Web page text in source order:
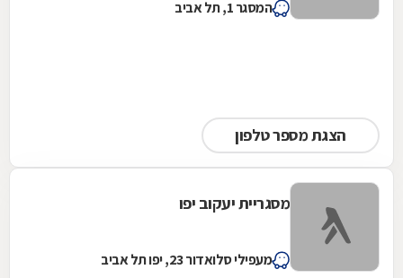
המסגר 1, תל אביב
הצגת מספר טלפון
מסגריית יעקוב יפו
מעפילי סלואדור 23, יפו תל אביב